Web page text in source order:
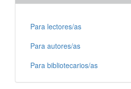
Para lectores/as
Para autores/as
Para bibliotecarios/as